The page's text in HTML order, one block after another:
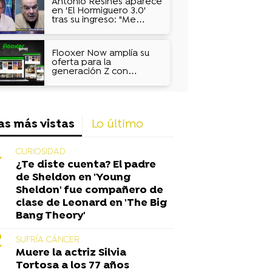
en 'El Hormiguero 3.0'
tras su ingreso: "Me
no recuerdo nada"
Flooxer Now amplía su
oferta para la
generación Z con
música
más vistas Lo último
CURIOSIDAD
¿Te diste cuenta? El padre
de Sheldon en 'Young
Sheldon' fue compañero de
clase de Leonard en 'The Big
Bang Theory'
SUFRÍA CÁNCER
Muere la actriz Silvia
Tortosa a los 77 años